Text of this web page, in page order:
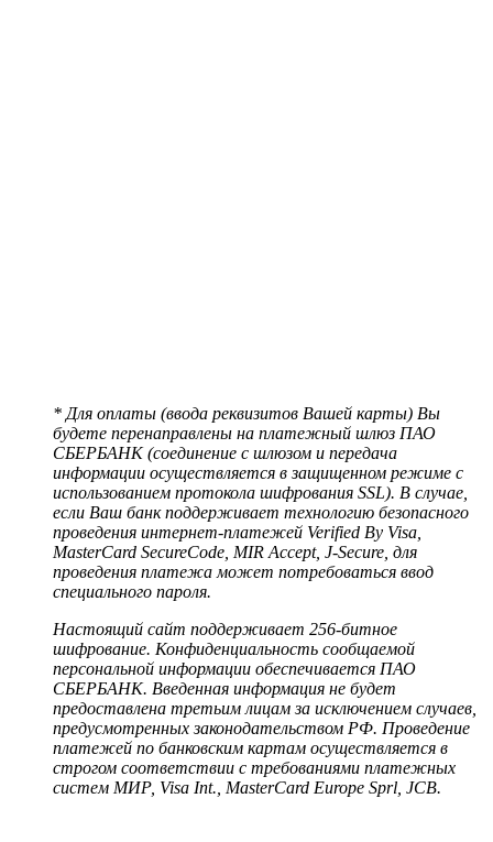
* Для оплаты (ввода реквизитов Вашей карты) Вы
будете перенаправлены на платежный шлюз ПАО
СБЕРБАНК (соединение с шлюзом и передача
информации осуществляется в защищенном режиме с
использованием протокола шифрования SSL). В случае,
если Ваш банк поддерживает технологию безопасного
проведения интернет-платежей Verified By Visa,
MasterCard SecureCode, MIR Accept, J-Secure, для
проведения платежа может потребоваться ввод
специального пароля.
Настоящий сайт поддерживает 256-битное
шифрование. Конфиденциальность сообщаемой
персональной информации обеспечивается ПАО
СБЕРБАНК. Введенная информация не будет
предоставлена третьим лицам за исключением случаев,
предусмотренных законодательством РФ. Проведение
платежей по банковским картам осуществляется в
строгом соответствии с требованиями платежных
систем МИР, Visa Int., MasterCard Europe Sprl, JCB.